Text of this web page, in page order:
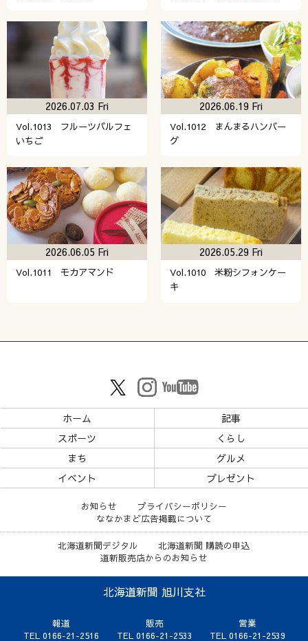
Vol.1013 フルーツパルフェ
いちご
2026.07.03 Fri
Vol.1012 まんまるハンバー
グ
2026.06.19 Fri
Vol.1011 モカアマンド
2026.06.05 Fri
Vol.1010 米粉シフォンケー
キ
2026.05.29 Fri
ホーム
記事
スポーツ
くらし
まち
グルメ
イベント
プレゼント
お知らせ
プライバシーポリシー
ななかまど広告掲載について
北海道新聞デジタル
北海道新聞 購読の申込
道新販売店からのお知らせ
北海道新聞 旭川支社
報道
TEL 0166-21-2516
販売
TEL 0166-21-2533
営業
TEL 0166-21-2539